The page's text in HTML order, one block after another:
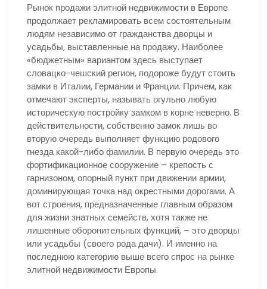
Рынок продажи элитной недвижимости в Европе
продолжает рекламировать всем состоятельным
людям независимо от гражданства дворцы и
усадьбы, выставленные на продажу. Наиболее
«бюджетным» вариантом здесь выступает
словацко-чешский регион, подороже будут стоить
замки в Италии, Германии и Франции. Причем, как
отмечают эксперты, называть огульно любую
историческую постройку замком в корне неверно. В
действительности, собственно замок лишь во
вторую очередь выполняет функцию родового
гнезда какой-либо фамилии. В первую очередь это
фортификационное сооружение – крепость с
гарнизоном, опорный пункт при движении армии,
доминирующая точка над окрестными дорогами. А
вот строения, предназначенные главным образом
для жизни знатных семейств, хотя также не
лишенные оборонительных функций, – это дворцы
или усадьбы (своего рода дачи). И именно на
последнюю категорию выше всего спрос на рынке
элитной недвижимости Европы.